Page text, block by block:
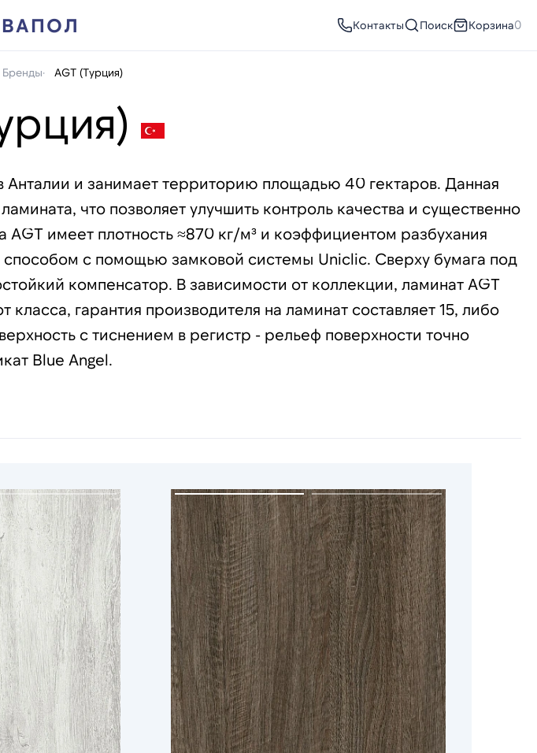
Контакты Поиск Корзина0
Бренды AGT (Турция)
Анталии и занимает территорию площадью 40 гектаров. Данная
что позволяет улучшить контроль качества и существенно
AGT имеет плотность ≈870 кг/м³ и коэффициентом разбухания
с помощью замковой системы Uniclic. Сверху бумага под
компенсатор. В зависимости от коллекции, ламинат AGT
гарантия производителя на ламинат составляет 15, либо
с тиснением в регистр - рельеф поверхности точно
Blue Angel.